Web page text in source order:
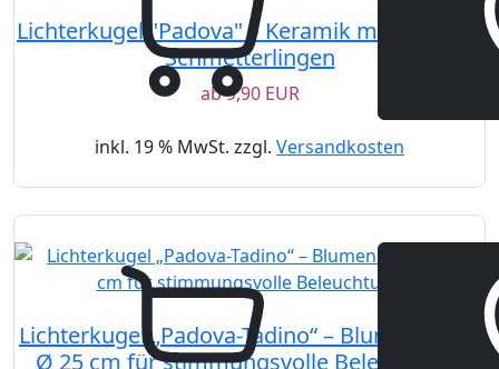
Lichterkugel "Padova" – Keramik mit LED und
Schmetterlingen
ab9,90 EUR
inkl. 19 % MwSt. zzgl. Versandkosten
Lichterkugel „Padova-Tadino“ – Blumendekor
Ø 25 cm für stimmungsvolle Beleuchtung